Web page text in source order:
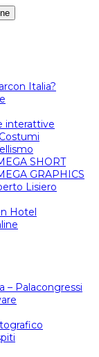
Italia?
interattive
SHORT
GRAPHICS
Lisiero
Hotel
– Palacongressi